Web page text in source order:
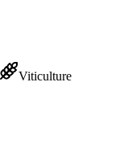
Viticulture